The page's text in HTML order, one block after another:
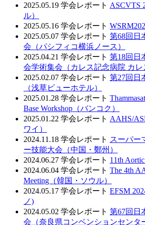
2025.05.19 学会レポート ASCVTS
ル）
2025.05.16 学会レポート
2025.05.07 学会レポート 第68回日
会（パシフィコ横浜ノース）
2025.04.21 学会レポート 第18回日
会学術集会（カレス記念病院 カレ
2025.02.07 学会レポート 第27回日
（浅草ビューホテル）
2025.01.28 学会レポート
Base Workshop（バンコク）
2025.01.22 学会レポート AAHS/
ワイ）
2024.11.18 学会レポート スーパー
ー技能大会（中国・鄭州）
2024.06.27 学会レポート 11th
2024.06.04 学会レポート The 4th
Meeting（韓国・ソウル）
2024.05.17 学会レポート EFSM
ノ)
2024.05.02 学会レポート 第67回日
会（奈良県コンベンションセンタ